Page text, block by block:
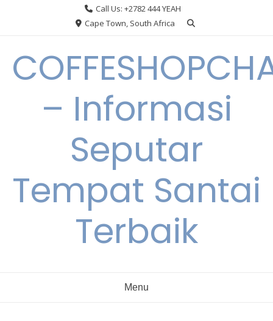
Call Us: +2782 444 YEAH
Cape Town, South Africa
– Informasi
Seputar
Tempat Santai
Terbaik
Menu